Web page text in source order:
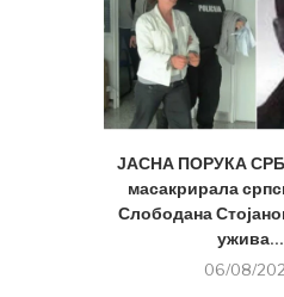
ЈАСНА ПОРУКА
масакрирала
Слободана
ужива...
06/08/